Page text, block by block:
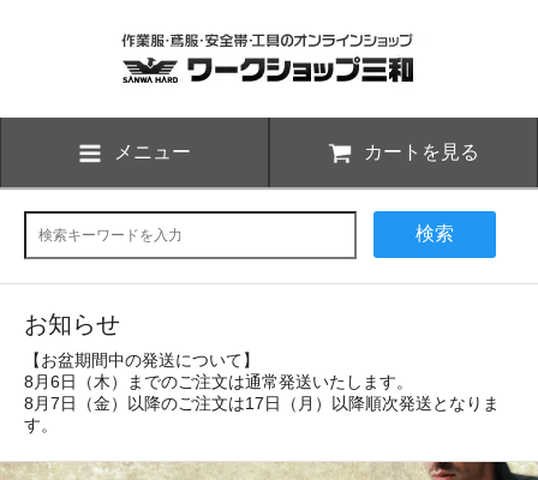
メニュー カートを見る
検索
お知らせ
【お盆期間中の発送について】
8月6日（木）までのご注文は通常発送いたします。
8月7日（金）以降のご注文は17日（月）以降順次発送となりま
す。